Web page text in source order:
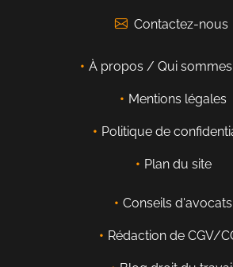
Contactez-nous
À propos / Qui
Mentions légales
Politique de
Plan du site
Conseils d'avocats
Rédaction de CGV/